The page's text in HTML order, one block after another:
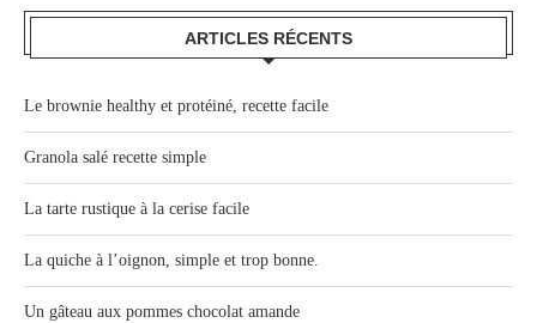
ARTICLES RÉCENTS
Le brownie healthy et protéiné, recette facile
Granola salé recette simple
La tarte rustique à la cerise facile
La quiche à l’oignon, simple et trop bonne.
Un gâteau aux pommes chocolat amande